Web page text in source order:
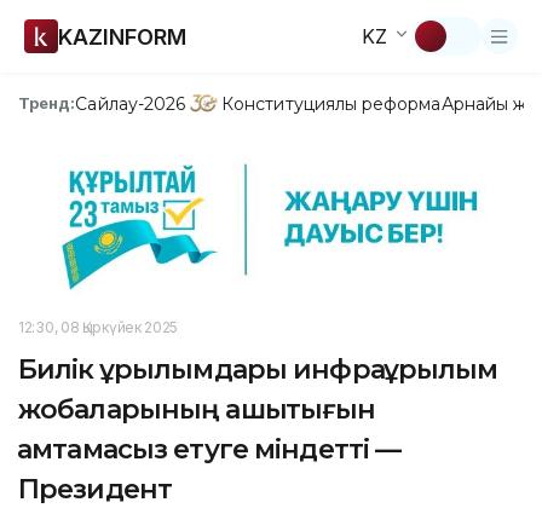
KAZINFORM KZ
Тренд:Сайлау-2026 Конституциялық реформаАрнайы
12:30, 08 Қыркүйек 2025
Билік құрылымдары инфрақұрылым
жобаларының ашықтығын
қамтамасыз етуге міндетті —
Президент